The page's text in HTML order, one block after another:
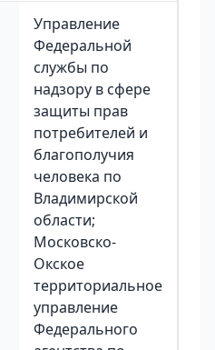
Управление
Федеральной
службы по
надзору в сфере
защиты прав
потребителей и
благополучия
человека по
Владимирской
области;
Московско-
Окское
территориальное
управление
Федерального